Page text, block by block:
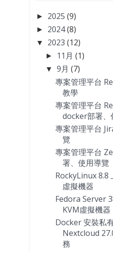
► 2025 (9)
► 2024(8)
▼ 2023 (12)
► 11月 (1)
▼ 9月 (7)
專案管理平台
教學
專案管理平台
docker部署、
專案管理平台
覽
專案管理平台
署、使用導覽
RockyLinux 8.8
虛擬機器
Fedora Server
KVM虛擬機器
Docker 安裝私
Nextcloud
務